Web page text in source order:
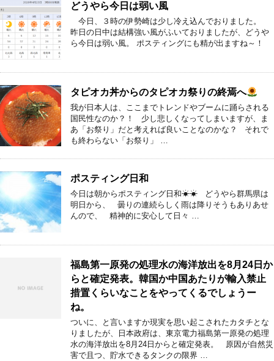
どうやら今日は弱い風
今日、３時の伊勢崎は少し冷え込んでおりました。
昨日の日中は結構強い風がふいておりましたが、どうや
ら今日は弱い風。 ポスティングにも精が出ますね～！
タピオカ丼からのタピオカ祭りの終焉へ
我が日本人は、ここまでトレンドやブームに踊らされる
国民性なのか？！ 少し悲しくなってしまいますが、ま
あ「お祭り」だと考えれば良いことなのかな？ それで
も終わらない「お祭り」 …
ポスティング日和
今日は朝からポスティング日和☀☀ どうやら群馬県は
明日から、 曇りの連続らしく雨は降りそうもありあせ
んので、 精神的に安心して日々 …
福島第一原発の処理水の海洋放出を8月24日か
らと確定発表。韓国か中国あたりが輸入禁止
措置くらいなことをやってくるでしょうー
ね。
ついに、と言いますか現実を思い起こされたカタチとな
りましたが、日本政府は、東京電力福島第一原発の処理
水の海洋放出を8月24日からと確定発表。 原因が自然災
害で且つ、貯水できるタンクの限界 …